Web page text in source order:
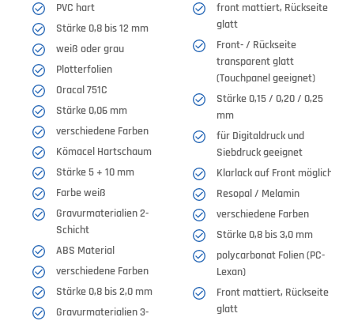
PVC hart
Stärke 0,8 bis 12 mm
weiß oder grau
Plotterfolien
Oracal 751C
Stärke 0,06 mm
verschiedene Farben
Kömacel Hartschaum
Stärke 5 + 10 mm
Farbe weiß
Gravurmaterialien 2-
Schicht
ABS Material
verschiedene Farben
Stärke 0,8 bis 2,0 mm
Gravurmaterialien 3-
front mattiert, Rückseite
glatt
Front- / Rückseite
transparent glatt
(Touchpanel geeignet)
Stärke 0,15 / 0,20 / 0,25
mm
für Digitaldruck und
Siebdruck geeignet
Klarlack auf Front möglich
Resopal / Melamin
verschiedene Farben
Stärke 0,8 bis 3,0 mm
polycarbonat Folien (PC-
Lexan)
Front mattiert, Rückseite
glatt